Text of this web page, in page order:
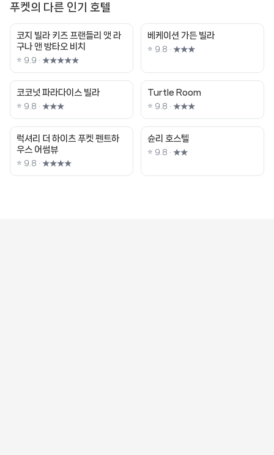
푸켓의 다른 인기 호텔
코지 빌라 키즈 프랜들리 앳 라
구나 앤 방타오 비치
⭐ 9.9 · ★★★★★
베케이션 가든 빌라
⭐ 9.8 · ★★★
코코넛 파라다이스 빌라
⭐ 9.8 · ★★★
Turtle Room
⭐ 9.8 · ★★★
럭셔리 더 하이츠 푸켓 펜트하
우스 어썸뷰
⭐ 9.8 · ★★★★
슌리 호스텔
⭐ 9.8 · ★★